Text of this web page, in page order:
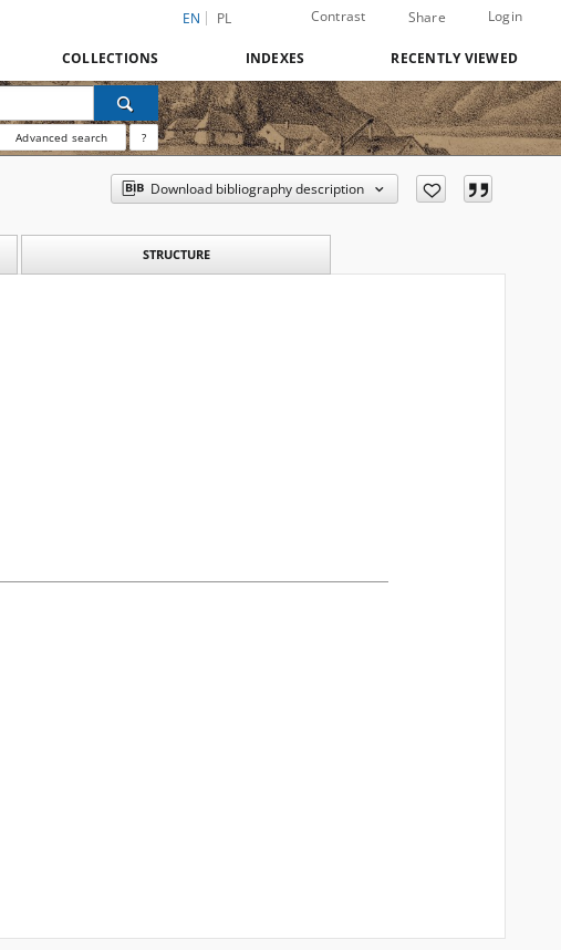
EN PL Contrast Share Login
COLLECTIONS INDEXES RECENTLY VIEWED
Advanced search ?
Download bibliography description
STRUCTURE